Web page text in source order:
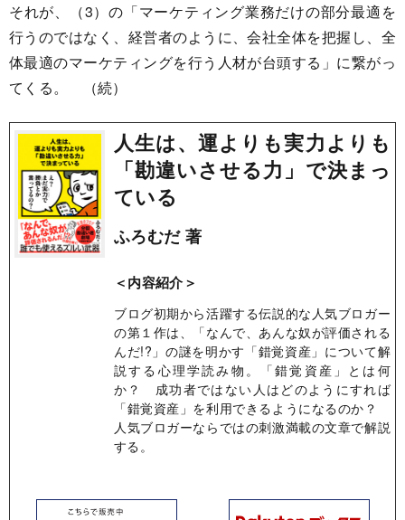
それが、（3）の「マーケティング業務だけの部分最適を
行うのではなく、経営者のように、会社全体を把握し、全
体最適のマーケティングを行う人材が台頭する」に繋がっ
てくる。 （続）
人生は、運よりも実力よりも
「勘違いさせる力」で決まっ
ている
ふろむだ 著
＜内容紹介＞
ブログ初期から活躍する伝説的な人気ブロガー
の第１作は、「なんで、あんな奴が評価される
んだ!?」の謎を明かす「錯覚資産」について解
説する心理学読み物。「錯覚資産」とは何
か？ 成功者ではない人はどのようにすれば
「錯覚資産」を利用できるようになるのか？
人気ブロガーならではの刺激満載の文章で解説
する。